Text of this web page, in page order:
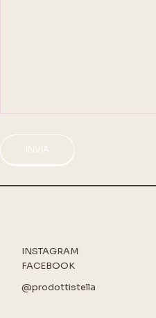
INVIA
INSTAGRAM
FACEBOOK
@prodottistella